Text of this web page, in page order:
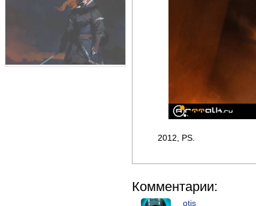
2012, PS.
Комментарии:
otis